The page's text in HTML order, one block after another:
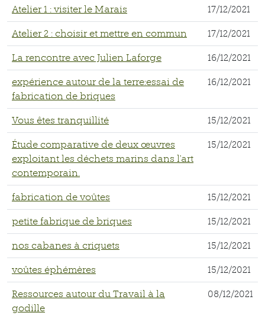
Atelier 1 : visiter le Marais 17/12/2021
Atelier 2 : choisir et mettre en commun 17/12/2021
La rencontre avec Julien Laforge 16/12/2021
expérience autour de la terre:essai de
fabrication de briques
16/12/2021
Vous êtes tranquillité 15/12/2021
Étude comparative de deux œuvres
exploitant les déchets marins dans l'art
contemporain.
15/12/2021
fabrication de voûtes 15/12/2021
petite fabrique de briques 15/12/2021
nos cabanes à criquets 15/12/2021
voûtes éphémères 15/12/2021
Ressources autour du Travail à la
godille
08/12/2021